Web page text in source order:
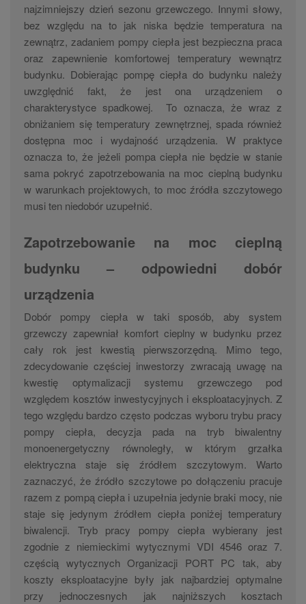
najzimniejszy dzień sezonu grzewczego. Innymi słowy,
bez względu na to jak niska będzie temperatura na
zewnątrz, zadaniem pompy ciepła jest bezpieczna praca
oraz zapewnienie komfortowej temperatury wewnątrz
budynku. Dobierając pompę ciepła do budynku należy
uwzględnić fakt, że jest ona urządzeniem o
charakterystyce spadkowej. To oznacza, że wraz z
obniżaniem się temperatury zewnętrznej, spada również
dostępna moc i wydajność urządzenia. W praktyce
oznacza to, że jeżeli pompa ciepła nie będzie w stanie
sama pokryć zapotrzebowania na moc cieplną budynku
w warunkach projektowych, to moc źródła szczytowego
musi ten niedobór uzupełnić.
Zapotrzebowanie na moc cieplną
budynku – odpowiedni dobór
urządzenia
Dobór pompy ciepła w taki sposób, aby system
grzewczy zapewniał komfort cieplny w budynku przez
cały rok jest kwestią pierwszorzędną. Mimo tego,
zdecydowanie częściej inwestorzy zwracają uwagę na
kwestię optymalizacji systemu grzewczego pod
względem kosztów inwestycyjnych i eksploatacyjnych. Z
tego względu bardzo często podczas wyboru trybu pracy
pompy ciepła, decyzja pada na tryb biwalentny
monoenergetyczny równoległy, w którym grzałka
elektryczna staje się źródłem szczytowym. Warto
zaznaczyć, że źródło szczytowe po dołączeniu pracuje
razem z pompą ciepła i uzupełnia jedynie braki mocy, nie
staje się jedynym źródłem ciepła poniżej temperatury
biwalencji. Tryb pracy pompy ciepła wybierany jest
zgodnie z niemieckimi wytycznymi VDI 4546 oraz 7.
częścią wytycznych Organizacji PORT PC tak, aby
koszty eksploatacyjne były jak najbardziej optymalne
przy jednoczesnych jak najniższych kosztach